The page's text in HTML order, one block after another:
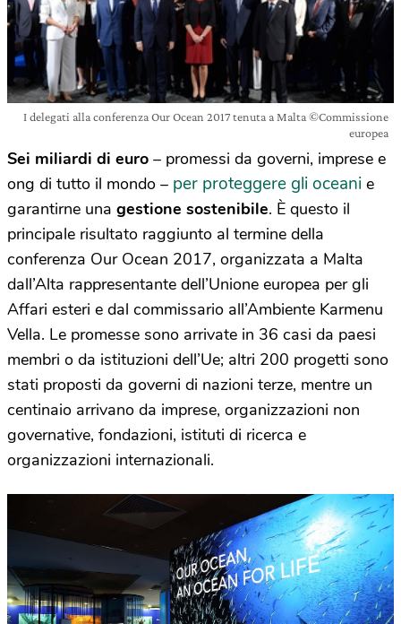
I delegati alla conferenza Our Ocean 2017 tenuta a Malta ©Commissione
europea
Sei miliardi di euro – promessi da governi, imprese e
ong di tutto il mondo – per proteggere gli oceani e
garantirne una gestione sostenibile. È questo il
principale risultato raggiunto al termine della
conferenza Our Ocean 2017, organizzata a Malta
dall’Alta rappresentante dell’Unione europea per gli
Affari esteri e dal commissario all’Ambiente Karmenu
Vella. Le promesse sono arrivate in 36 casi da paesi
membri o da istituzioni dell’Ue; altri 200 progetti sono
stati proposti da governi di nazioni terze, mentre un
centinaio arrivano da imprese, organizzazioni non
governative, fondazioni, istituti di ricerca e
organizzazioni internazionali.